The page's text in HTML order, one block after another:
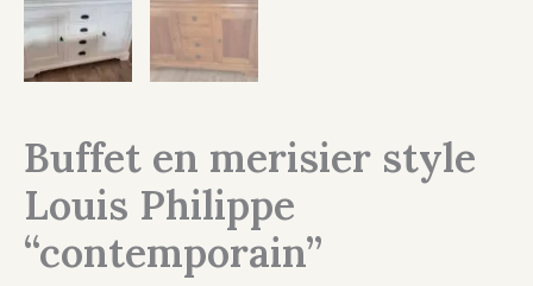
Buffet en merisier style
Louis Philippe
“contemporain”